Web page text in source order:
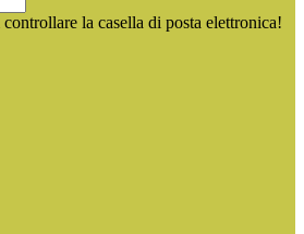
la casella di posta elettronica!